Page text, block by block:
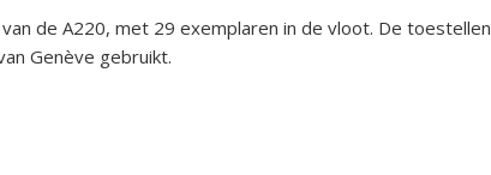
de A220, met 29 exemplaren in de vloot. De toestellen
Genève gebruikt.